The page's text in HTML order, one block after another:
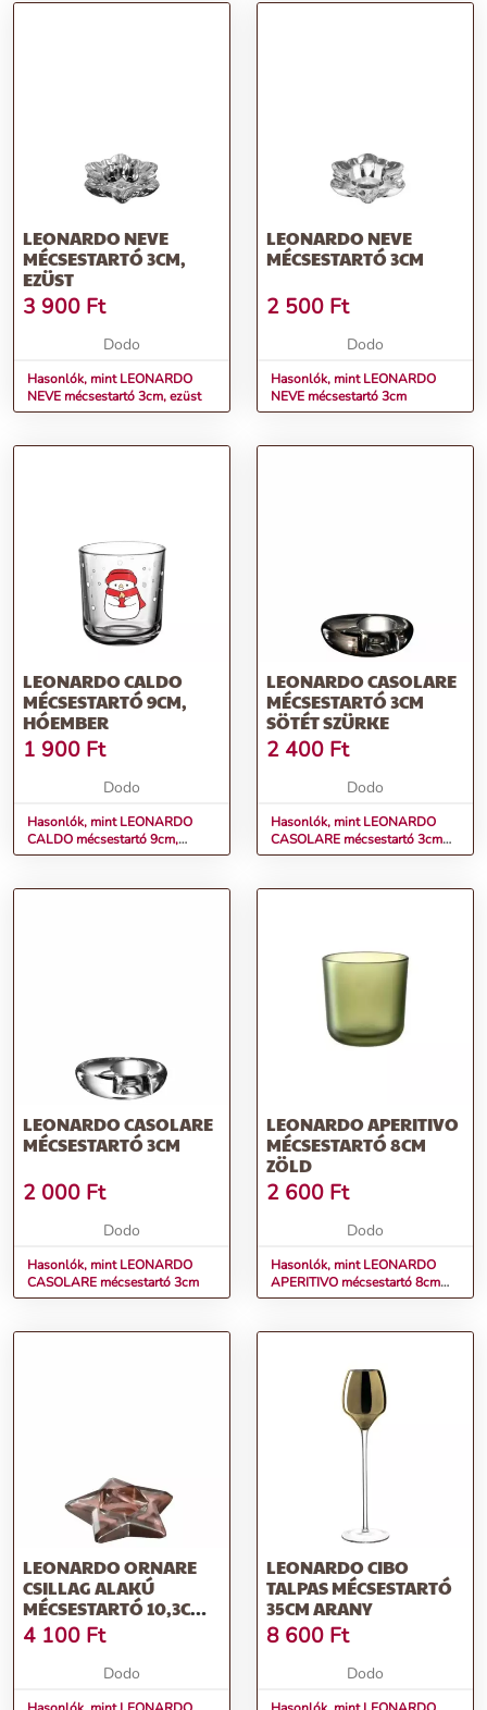
LEONARDO NEVE
MÉCSESTARTÓ 3CM,
EZÜST
3 900 Ft
Dodo
Hasonlók, mint LEONARDO
NEVE mécsestartó 3cm, ezüst
LEONARDO NEVE
MÉCSESTARTÓ 3CM
2 500 Ft
Dodo
Hasonlók, mint LEONARDO
NEVE mécsestartó 3cm
LEONARDO CALDO
MÉCSESTARTÓ 9CM,
HÓEMBER
1 900 Ft
Dodo
Hasonlók, mint LEONARDO
CALDO mécsestartó 9cm,
hóember
LEONARDO CASOLARE
MÉCSESTARTÓ 3CM
SÖTÉT SZÜRKE
2 400 Ft
Dodo
Hasonlók, mint LEONARDO
CASOLARE mécsestartó 3cm
sötét szürke
LEONARDO CASOLARE
MÉCSESTARTÓ 3CM
2 000 Ft
Dodo
Hasonlók, mint LEONARDO
CASOLARE mécsestartó 3cm
LEONARDO APERITIVO
MÉCSESTARTÓ 8CM
ZÖLD
2 600 Ft
Dodo
Hasonlók, mint LEONARDO
APERITIVO mécsestartó 8cm
zöld
LEONARDO ORNARE
CSILLAG ALAKÚ
MÉCSESTARTÓ 10,3CM,
PEZSGŐSZÍN
4 100 Ft
Dodo
LEONARDO CIBO
TALPAS MÉCSESTARTÓ
35CM ARANY
8 600 Ft
Dodo